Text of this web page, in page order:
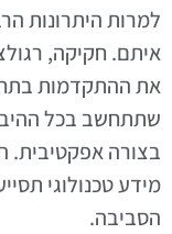
למרות היתרונות
איתם. חקיקה,
את ההתקדמות
שתתחשב בכל
בצורה
מידע טכנולוגי
הסביבה.